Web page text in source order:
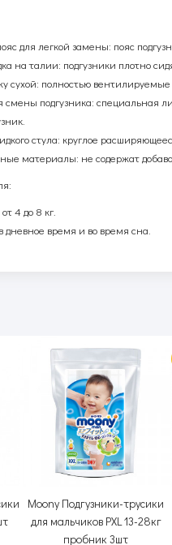
для легкой замены: пояс
на талии: подгузники плотно
сухой: полностью
смены подгузника: специальная
стула: круглое
материалы: не содержат
4 до 8 кг.
время и во время сна.
Moony Подгузники-трусики
для мальчиков PXL 13-28кг
пробник 3шт